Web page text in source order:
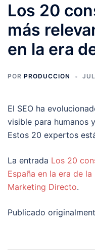
Los 20
más
en la era
POR PRODUCCION
El SEO ha
visible para humanos
Estos 20 expertos
La entrada Los 20
España en la era de
Marketing Directo.
Publicado